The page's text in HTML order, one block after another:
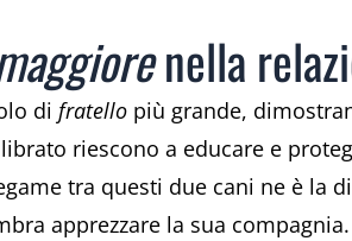
nella
di fratello più grande,
riescono a educare e
tra questi due cani ne è la
apprezzare la sua